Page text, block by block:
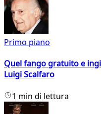
Primo piano
Quel fango gratuito e
Luigi Scalfaro
1 min di lettura